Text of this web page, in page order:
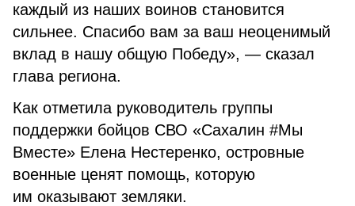
каждый из наших воинов становится
сильнее. Спасибо вам за ваш неоценимый
вклад в нашу общую Победу», — сказал
глава региона.
Как отметила руководитель группы
поддержки бойцов СВО «Сахалин #Мы
Вместе» Елена Нестеренко, островные
военные ценят помощь, которую
им оказывают земляки.